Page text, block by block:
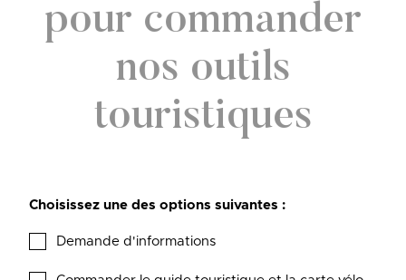
pour commander
nos outils
touristiques
Choisissez une des options suivantes :
Demande d'informations